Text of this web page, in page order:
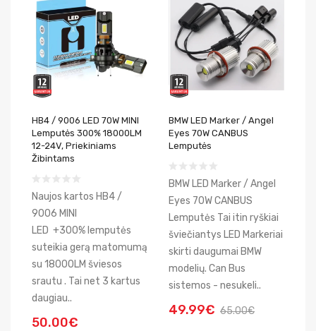
HB4 / 9006 LED 70W MINI
Lemputės 300% 18000LM
12-24V, Priekiniams
Žibintams
Naujos kartos HB4 /
9006 MINI
LED +300% lemputės
suteikia gerą matomumą
su 18000LM šviesos
srautu . Tai net 3 kartus
daugiau..
50.00€
BMW LED Marker / Angel
Eyes 70W CANBUS
Lemputės
BMW LED Marker / Angel
Eyes 70W CANBUS
Lemputės Tai itin ryškiai
šviečiantys LED Markeriai
skirti daugumai BMW
modelių. Can Bus
sistemos - nesukeli..
49.99€ 65.00€